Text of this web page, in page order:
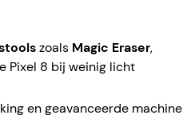
zoals Magic Eraser,
Pixel 8 bij weinig licht
en geavanceerde machine